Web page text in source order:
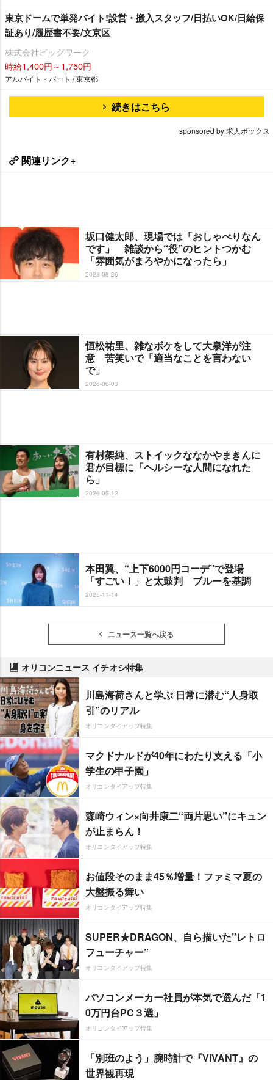
東京ドームで単発バイト!設営・搬入スタッフ/日払いOK/日給保
証あり/履歴書不要/文京区
株式会社ビッグワーク
時給1,400円～1,750円
アルバイト・パート / 東京都
続きはこちら
sponsored by 求人ボックス
関連リンク+
坂口健太郎、現場では「おしゃべりなん
です」 雑談から“役”のヒントつかむ
「雰囲気がまろやかになったら」
2023-08-26
恒松祐里、雑なボケをして大泉洋が注
意 苦笑いで「適当なことを言わない
で」
2026-06-03
有村架純、ストイックななかやまきんに
君が目標に「ヘルシーな人間になれた
ら」
2026-05-12
本田翼、“上下6000円コーデ”で登場
「すごい！」と太鼓判 ブルーを基調
2025-11-14
ニュース一覧へ戻る
オリコンニュース イチオシ特集
川島海荷さんと学ぶ 日常に潜む“人身取
引”のリアル
オリコンタイアップ特集
マクドナルドが40年にわたり支える「小
学生の甲子園」
オリコンタイアップ特集
森崎ウィン×向井康二“両片思い”にキュン
が止まらん！
オリコンタイアップ特集
お値段そのまま45％増量！ファミマ夏の
大盤振る舞い
オリコンタイアップ特集
SUPER★DRAGON、自ら描いた”レトロ
フューチャー”
オリコンタイアップ特集
パソコンメーカー社員が本気で選んだ「1
0万円台PC３選」
オリコンタイアップ特集
「別班のよう」腕時計で『VIVANT』の
世界観再現